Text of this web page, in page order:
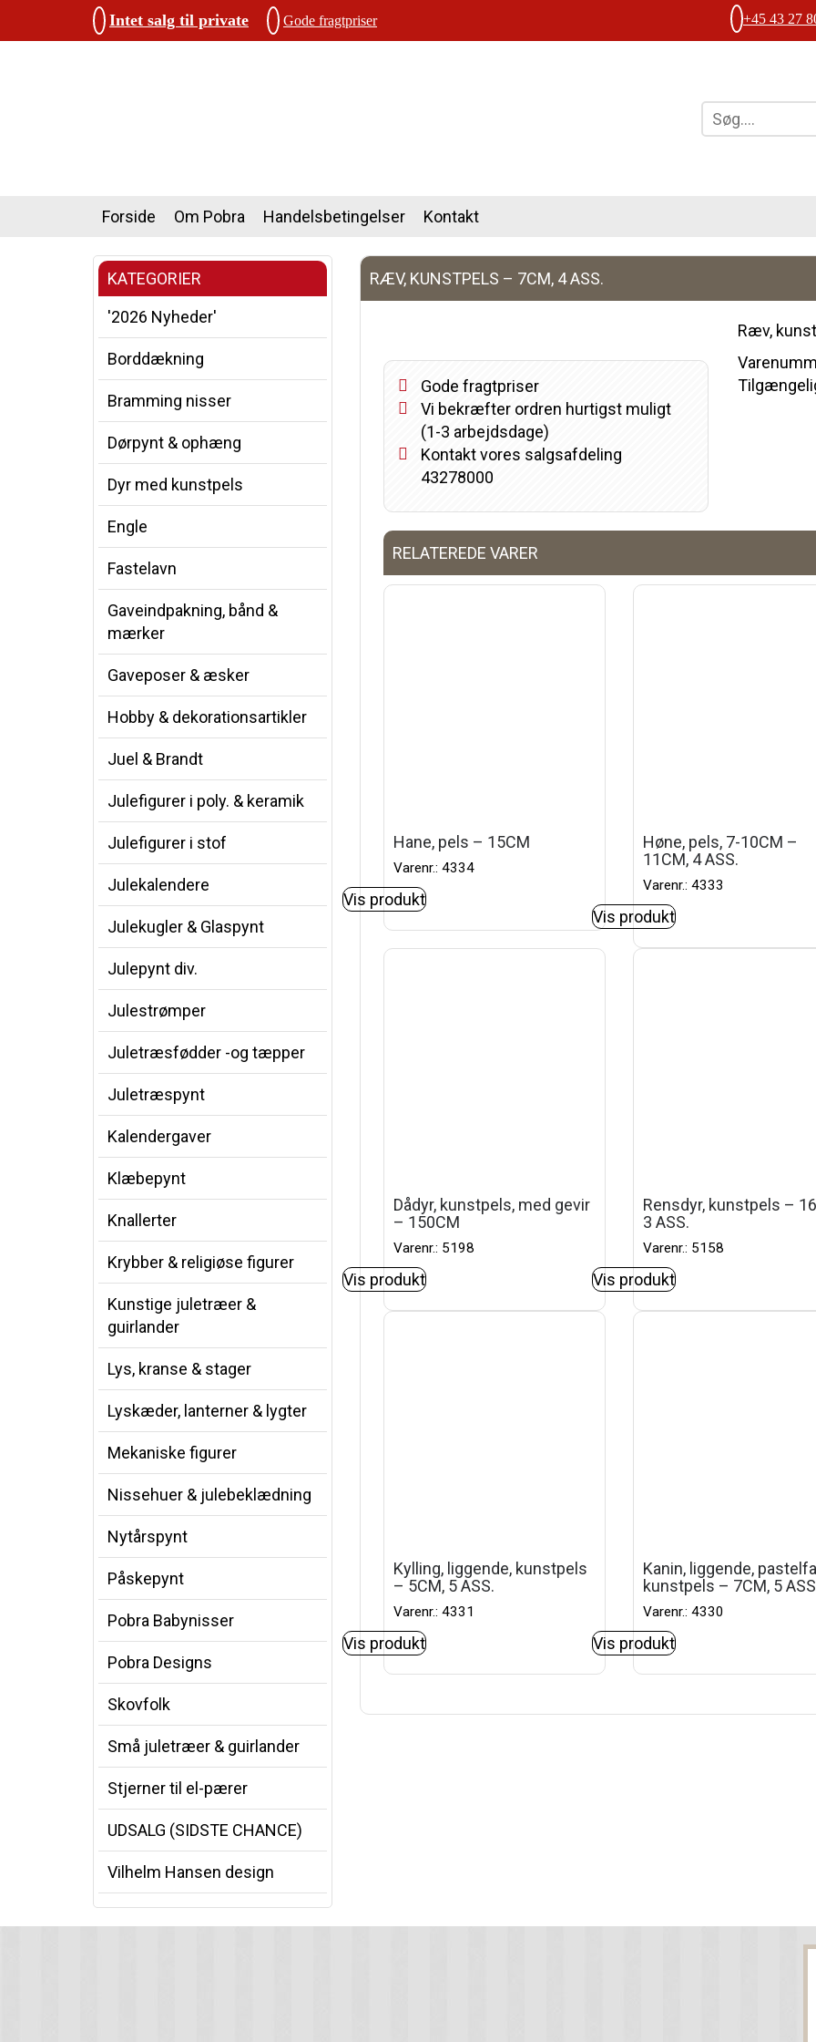
Intet salg til private Gode fragtpriser +45 43 27
Forside Om Pobra Handelsbetingelser Kontakt
KATEGORIER
'2026 Nyheder'
Borddækning
Bramming nisser
Dørpynt & ophæng
Dyr med kunstpels
Engle
Fastelavn
Gaveindpakning, bånd &
mærker
Gaveposer & æsker
Hobby & dekorationsartikler
Juel & Brandt
Julefigurer i poly. & keramik
Julefigurer i stof
Julekalendere
Julekugler & Glaspynt
Julepynt div.
Julestrømper
Juletræsfødder -og tæpper
Juletræspynt
Kalendergaver
Klæbepynt
Knallerter
Krybber & religiøse figurer
Kunstige juletræer &
guirlander
Lys, kranse & stager
Lyskæder, lanterner & lygter
Mekaniske figurer
Nissehuer & julebeklædning
Nytårspynt
Påskepynt
Pobra Babynisser
Pobra Designs
Skovfolk
Små juletræer & guirlander
Stjerner til el-pærer
UDSALG (SIDSTE CHANCE)
Vilhelm Hansen design
RÆV, KUNSTPELS – 7CM, 4 ASS.
Gode fragtpriser
Vi bekræfter ordren hurtigst muligt
(1-3 arbejdsdage)
Kontakt vores salgsafdeling
43278000
Ræv,
RELATEREDE VARER
Hane, pels – 15CM
Varenr.: 4334
Vis produkt
Høne, pels, 7-10CM –
11CM, 4 ASS.
Varenr.: 4333
Vis produkt
Dådyr, kunstpels, med gevir
– 150CM
Varenr.: 5198
Vis produkt
Rensdyr, kunstpels –
3 ASS.
Varenr.: 5158
Vis produkt
Kylling, liggende, kunstpels
– 5CM, 5 ASS.
Varenr.: 4331
Vis produkt
Kanin, liggende,
kunstpels – 7CM, 5
Varenr.: 4330
Vis produkt